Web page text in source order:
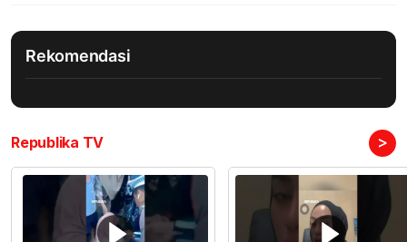
Rekomendasi
Republika TV >